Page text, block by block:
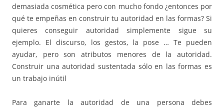
demasiada cosmética pero con mucho fondo ¿entonces por
qué te empeñas en construir tu autoridad en las formas? Si
quieres conseguir autoridad simplemente sigue su
ejemplo. El discurso, los gestos, la pose … Te pueden
ayudar, pero son atributos menores de la autoridad.
Construir una autoridad sustentada sólo en las formas es
un trabajo inútil
Para ganarte la autoridad de una persona debes